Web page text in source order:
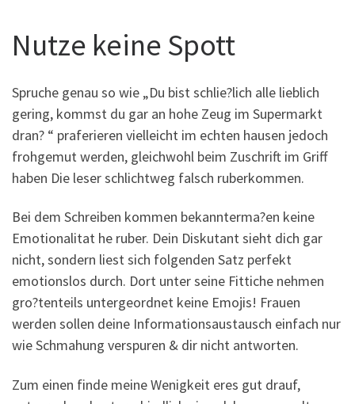
Nutze keine Spott
Spruche genau so wie „Du bist schlie?lich alle lieblich
gering, kommst du gar an hohe Zeug im Supermarkt
dran? “ praferieren vielleicht im echten hausen jedoch
frohgemut werden, gleichwohl beim Zuschrift im Griff
haben Die leser schlichtweg falsch ruberkommen.
Bei dem Schreiben kommen bekannterma?en keine
Emotionalitat he ruber. Dein Diskutant sieht dich gar
nicht, sondern liest sich folgenden Satz perfekt
emotionslos durch. Dort unter seine Fittiche nehmen
gro?tenteils untergeordnet keine Emojis! Frauen
werden sollen deine Informationsaustausch einfach nur
wie Schmahung verspuren & dir nicht antworten.
Zum einen finde meine Wenigkeit eres gut drauf,